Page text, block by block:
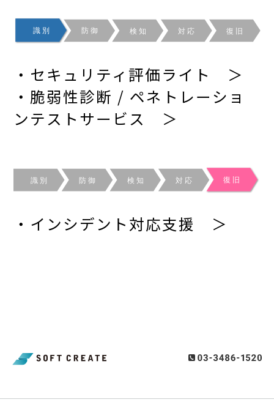
・ セキュリティ評価ライト ＞
・ 脆弱性診断 / ペネトレーショ
ンテストサービス ＞
・ インシデント対応支援 ＞